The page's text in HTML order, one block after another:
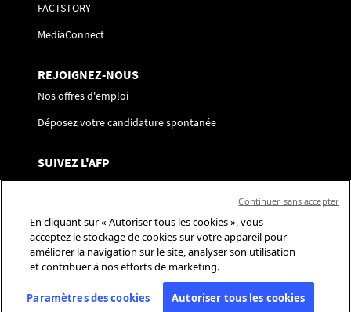
FACTSTORY
MediaConnect
REJOIGNEZ-NOUS
Nos offres d'emploi
Déposez votre candidature spontanée
SUIVEZ L'AFP
Nous contacter
Réseaux sociaux
En cliquant sur « Autoriser tous les cookies », vous
acceptez le stockage de cookies sur votre appareil pour
améliorer la navigation sur le site, analyser son utilisation
et contribuer à nos efforts de marketing.
Paramètres des cookies Autoriser tous les cookies
Continuer sans accepter